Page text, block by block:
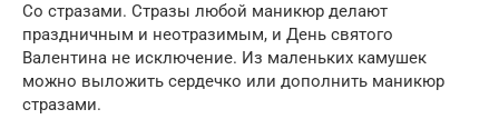
Со стразами. Стразы любой маникюр делают
праздничным и неотразимым, и День святого
Валентина не исключение. Из маленьких камушек
можно выложить сердечко или дополнить маникюр
стразами.